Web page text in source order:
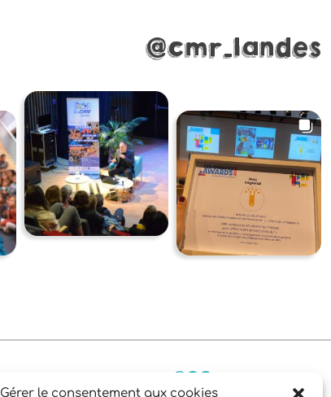
Gérer le consentement aux cookies
@cmr_landes
Facebook Instagram YouTube